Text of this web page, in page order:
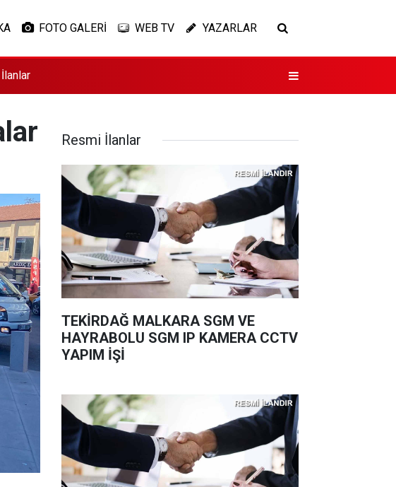
FOTO GALERİ WEB TV YAZARLAR
Resmi İlanlar
TEKİRDAĞ MALKARA SGM VE
HAYRABOLU SGM IP KAMERA CCTV
YAPIM İŞİ